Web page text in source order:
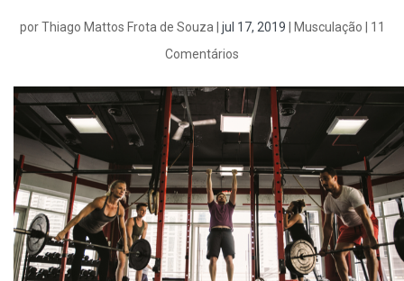
porThiago Mattos Frota de Souza| jul 17, 2019 Musculação
11
Comentários